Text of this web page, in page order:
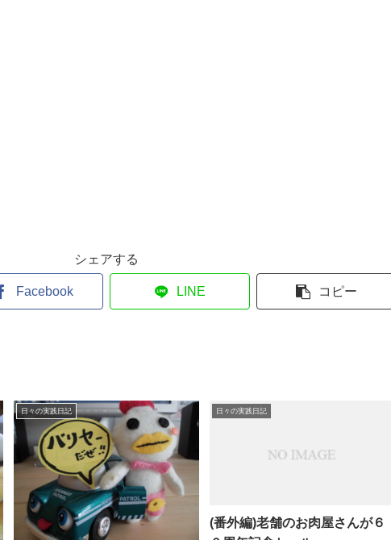
シェアする
Facebook LINE コピー
日々の実践日記 日々の実践日記
(番外編)老舗のお肉屋さんが６